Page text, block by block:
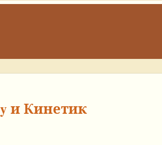
и Кинетик